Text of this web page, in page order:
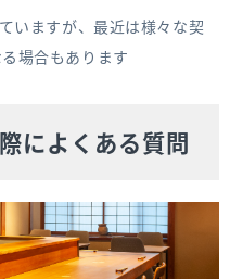
いますが、最近は様々な契
場合もあります
によくある質問